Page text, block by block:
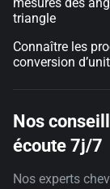
triangle
Connaître les
conversion
Nos
écoute 7j/7
Nos experts